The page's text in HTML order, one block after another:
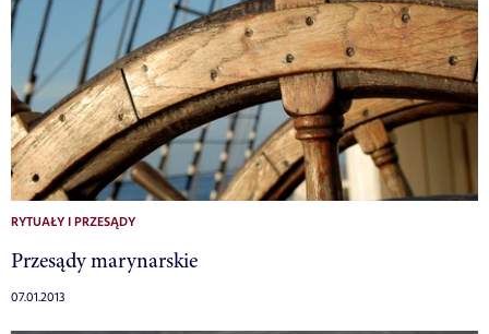
RYTUAŁY I PRZESĄDY
Przesądy marynarskie
07.01.2013